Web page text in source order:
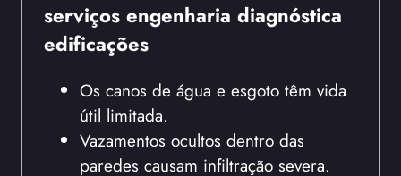
serviços engenharia diagnóstica
edificações
Os canos de água e esgoto têm vida
útil limitada.
Vazamentos ocultos dentro das
paredes causam infiltração severa.